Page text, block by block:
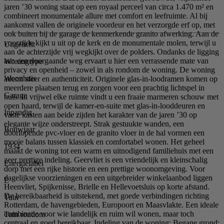
jaren ’30 woning staat op een royaal perceel van circa 1.470 m² en
combineert monumentale allure met comfort en leefruimte. Al bij
aankomst vallen de originele voordeur en het verzorgde erf op, met
ook buiten bij de garage de kenmerkende granito afwerking. Aan de
voorzijde kijkt u uit op de kerk en de monumentale molen, terwijl u
aan de achterzijde vrij wegkijkt over de polders. Ondanks de ligging
aan een doorgaande weg ervaart u hier een verrassende mate van
privacy en openheid – zowel in als rondom de woning. De woning
ademt sfeer en authenticiteit. Originele glas-in-loodramen komen op
meerdere plaatsen terug en zorgen voor een prachtig lichtspel in
huis. In vrijwel elke ruimte vindt u een fraaie marmeren schouw met
open haard, terwijl de kamer-en-suite met glas-in-looddeuren en
vaste kasten aan beide zijden het karakter van de jaren ’30 op
elegante wijze onderstreept. Strak gestuukte wanden, een
doorlopende pvc-vloer en de granito vloer in de hal vormen een
mooie balans tussen klassiek en comfortabel wonen. Het geheel
maakt de woning tot een warm en uitnodigend familiehuis met een
zeer prettige indeling. Geervliet is een vriendelijk en kleinschalig
dorp met een rijke historie en een prettige woonomgeving. Voor
dagelijkse voorzieningen en een uitgebreider winkelaanbod liggen
Heenvliet, Spijkenisse, Brielle en Hellevoetsluis op korte afstand.
De bereikbaarheid is uitstekend, met goede verbindingen richting
Rotterdam, de havengebieden, Europoort en Maasvlakte. Een ideale
combinatie voor wie landelijk en ruim wil wonen, maar toch
Uitgelicht
Woningtype
Woonhuis
Garage
Inpandig
Bouwjaar
1934
Energielabel
E
Tuin
Tuin rondom